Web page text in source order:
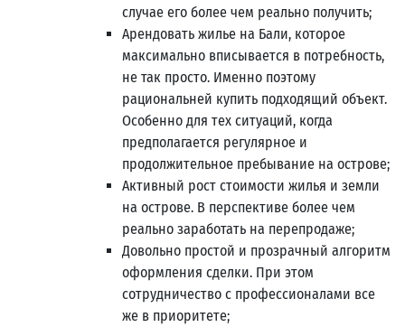
случае его более чем реально получить;
Арендовать жилье на Бали, которое
максимально вписывается в потребность,
не так просто. Именно поэтому
рациональней купить подходящий объект.
Особенно для тех ситуаций, когда
предполагается регулярное и
продолжительное пребывание на острове;
Активный рост стоимости жилья и земли
на острове. В перспективе более чем
реально заработать на перепродаже;
Довольно простой и прозрачный алгоритм
оформления сделки. При этом
сотрудничество с профессионалами все
же в приоритете;